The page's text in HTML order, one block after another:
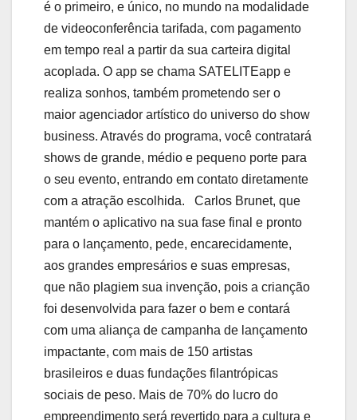
é o primeiro, e único, no mundo na modalidade
de videoconferência tarifada, com pagamento
em tempo real a partir da sua carteira digital
acoplada. O app se chama SATELITEapp e
realiza sonhos, também prometendo ser o
maior agenciador artístico do universo do show
business. Através do programa, você contratará
shows de grande, médio e pequeno porte para
o seu evento, entrando em contato diretamente
com a atração escolhida. Carlos Brunet, que
mantém o aplicativo na sua fase final e pronto
para o lançamento, pede, encarecidamente,
aos grandes empresários e suas empresas,
que não plagiem sua invenção, pois a crianção
foi desenvolvida para fazer o bem e contará
com uma aliança de campanha de lançamento
impactante, com mais de 150 artistas
brasileiros e duas fundações filantrópicas
sociais de peso. Mais de 70% do lucro do
empreendimento será revertido para a cultura e